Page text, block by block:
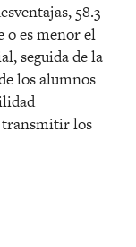
58.3
o es menor el
seguida de la
los alumnos
transmitir los